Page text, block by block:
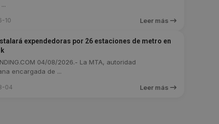
10 Leer más
expendedoras por 26 estaciones de metro en
04/08/2026.- La MTA, autoridad
encargada de ...
04 Leer más